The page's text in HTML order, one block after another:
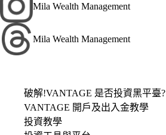
Mila Wealth Management
Mila Wealth Management
破解!VANTAGE 是否投資黑平臺?
VANTAGE 開戶及出入金教學
投資教學